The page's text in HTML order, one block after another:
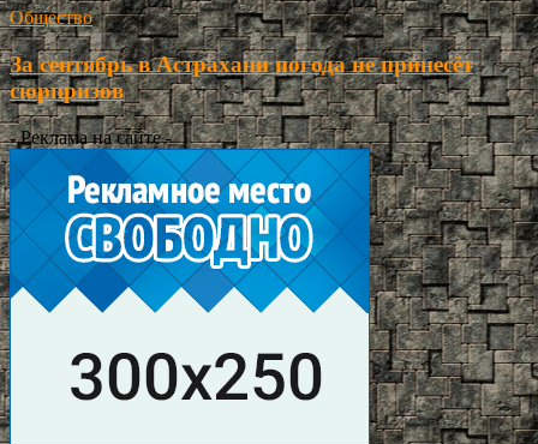
Общество
За сентябрь в Астрахани погода не принесёт
сюрпризов
- Реклама на сайте -